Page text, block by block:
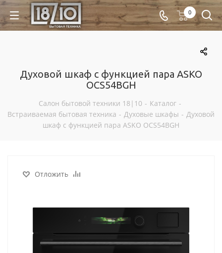
0
Духовой шкаф с функцией пара ASKO
OCS54BGH
Салон бытовой техники 18|10 - Каталог -
Встраиваемая бытовая техника - Духовые шкафы - Духовой
шкаф с функцией пара ASKO OCS54BGH
Отложить